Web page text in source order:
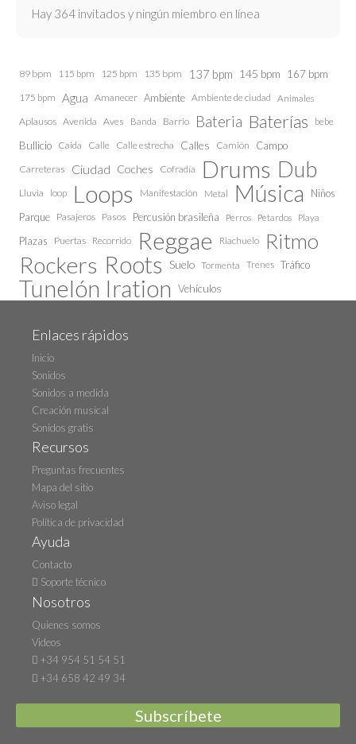
Hay 364 invitados y ningún miembro en línea
89 bpm 115 bpm 125 bpm 135 bpm 137 bpm 145 bpm 167 bpm
175 bpm Agua Amanecer Ambiente Ambiente de ciudad Animales
Aplausos Avenida Aves Banda Barrio Bateria Baterías bebe
Bullicio Caida Calle Calle estrecha Calles Camión Campo
Carreteras Ciudad Coches Cofradía Drums Dub
Lluvia loop Loops Manifestación Metal Música
Niños
Parque Pasajeros Pasos Percusión brasileña Perros Petardos Playa
Plazas Puertas Recorrido Reggae Riachuelo Ritmo
Rockers Roots Suelo Tormenta Trenes Tráfico
Tunelón Iration Vehículos
Enlaces rápidos
Inicio
Sonidos
Sonidos a medida
Creación musical
Sonidos gratis
Recursos
Preguntas frecuentes
Mapa del sitio
Aviso legal
Política de privacidad
Ayuda
Contacto
Soporte técnico
Nosotros
Quienes somos
Videos
+34 954 51 54 51
+34 658 42 49 34
Subscríbete